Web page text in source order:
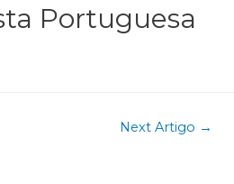
Portuguesa
Next Artigo →